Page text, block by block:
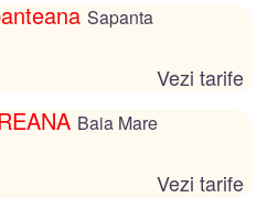
Sapanta
Vezi tarife
Baia Mare
Vezi tarife